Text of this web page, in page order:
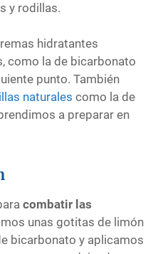
y rodillas.
hidratantes
como la de bicarbonato
punto. También
naturales como la de
a preparar en
combatir las
unas gotitas de limón
bicarbonato y aplicamos